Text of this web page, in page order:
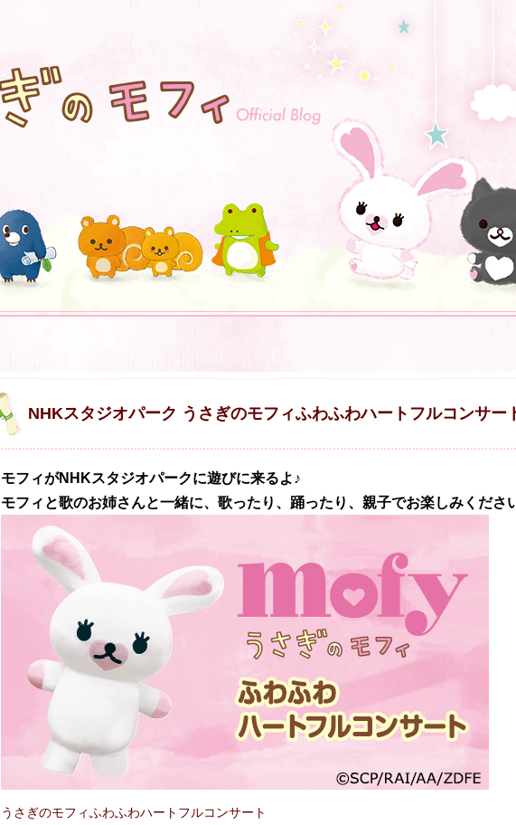
NHKスタジオパーク うさぎのモフィふわふわハートフルコンサー
モフィがNHKスタジオパークに遊びに来るよ♪
モフィと歌のお姉さんと一緒に、歌ったり、踊ったり、親子でお楽しみくださ
うさぎのモフィふわふわハートフルコンサート